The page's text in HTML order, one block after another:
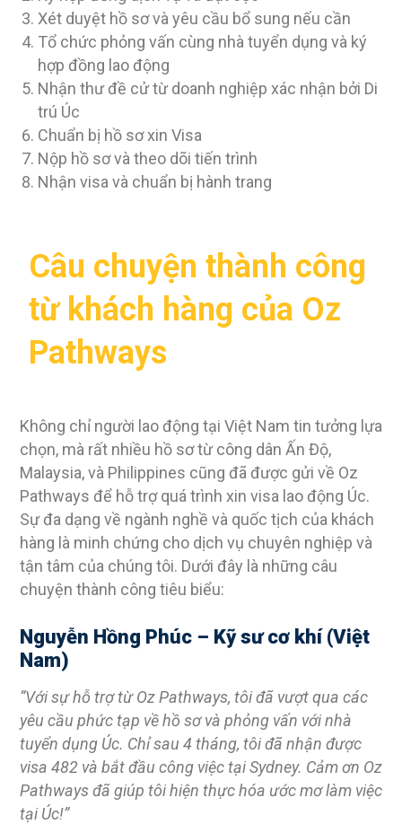
Xét duyệt hồ sơ và yêu cầu bổ sung nếu cần
Tổ chức phỏng vấn cùng nhà tuyển dụng và ký
hợp đồng lao động
Nhận thư đề cử từ doanh nghiệp xác nhận bởi Di
trú Úc
Chuẩn bị hồ sơ xin Visa
Nộp hồ sơ và theo dõi tiến trình
Nhận visa và chuẩn bị hành trang
Câu chuyện thành công
từ khách hàng của Oz
Pathways
Không chỉ người lao động tại Việt Nam tin tưởng lựa
chọn, mà rất nhiều hồ sơ từ công dân Ấn Độ,
Malaysia, và Philippines cũng đã được gửi về Oz
Pathways để hỗ trợ quá trình xin visa lao động Úc.
Sự đa dạng về ngành nghề và quốc tịch của khách
hàng là minh chứng cho dịch vụ chuyên nghiệp và
tận tâm của chúng tôi. Dưới đây là những câu
chuyện thành công tiêu biểu:
Nguyễn Hồng Phúc – Kỹ sư cơ khí (Việt
Nam)
“Với sự hỗ trợ từ Oz Pathways, tôi đã vượt qua các
yêu cầu phức tạp về hồ sơ và phỏng vấn với nhà
tuyển dụng Úc. Chỉ sau 4 tháng, tôi đã nhận được
visa 482 và bắt đầu công việc tại Sydney. Cảm ơn Oz
Pathways đã giúp tôi hiện thực hóa ước mơ làm việc
tại Úc!”